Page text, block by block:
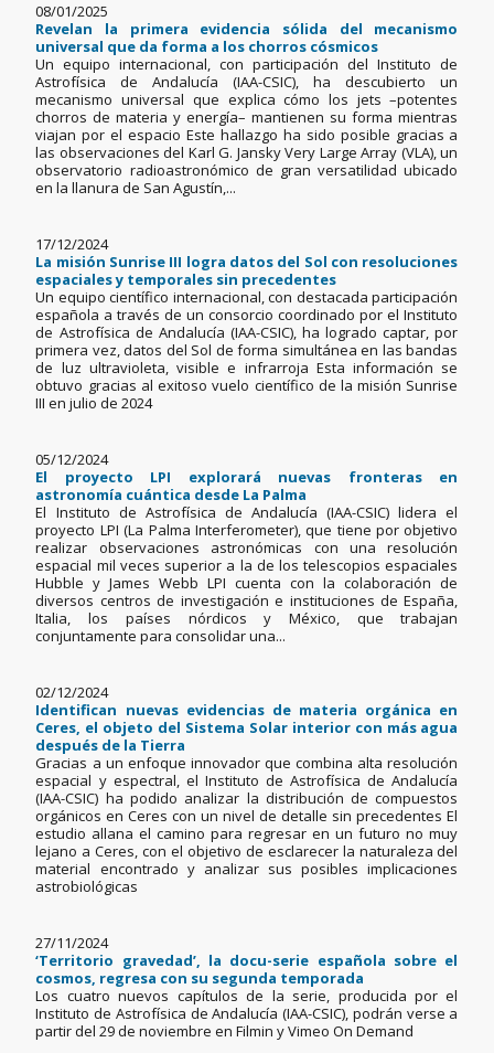
08/01/2025
Revelan la primera evidencia sólida del mecanismo
universal que da forma a los chorros cósmicos
Un equipo internacional, con participación del Instituto de
Astrofísica de Andalucía (IAA-CSIC), ha descubierto un
mecanismo universal que explica cómo los jets –potentes
chorros de materia y energía– mantienen su forma mientras
viajan por el espacio Este hallazgo ha sido posible gracias a
las observaciones del Karl G. Jansky Very Large Array (VLA), un
observatorio radioastronómico de gran versatilidad ubicado
en la llanura de San Agustín,...
17/12/2024
La misión Sunrise III logra datos del Sol con resoluciones
espaciales y temporales sin precedentes
Un equipo científico internacional, con destacada participación
española a través de un consorcio coordinado por el Instituto
de Astrofísica de Andalucía (IAA-CSIC), ha logrado captar, por
primera vez, datos del Sol de forma simultánea en las bandas
de luz ultravioleta, visible e infrarroja Esta información se
obtuvo gracias al exitoso vuelo científico de la misión Sunrise
III en julio de 2024
05/12/2024
El proyecto LPI explorará nuevas fronteras en
astronomía cuántica desde La Palma
El Instituto de Astrofísica de Andalucía (IAA-CSIC) lidera el
proyecto LPI (La Palma Interferometer), que tiene por objetivo
realizar observaciones astronómicas con una resolución
espacial mil veces superior a la de los telescopios espaciales
Hubble y James Webb LPI cuenta con la colaboración de
diversos centros de investigación e instituciones de España,
Italia, los países nórdicos y México, que trabajan
conjuntamente para consolidar una...
02/12/2024
Identifican nuevas evidencias de materia orgánica en
Ceres, el objeto del Sistema Solar interior con más agua
después de la Tierra
Gracias a un enfoque innovador que combina alta resolución
espacial y espectral, el Instituto de Astrofísica de Andalucía
(IAA-CSIC) ha podido analizar la distribución de compuestos
orgánicos en Ceres con un nivel de detalle sin precedentes El
estudio allana el camino para regresar en un futuro no muy
lejano a Ceres, con el objetivo de esclarecer la naturaleza del
material encontrado y analizar sus posibles implicaciones
astrobiológicas
27/11/2024
‘Territorio gravedad’, la docu-serie española sobre el
cosmos, regresa con su segunda temporada
Los cuatro nuevos capítulos de la serie, producida por el
Instituto de Astrofísica de Andalucía (IAA-CSIC), podrán verse a
partir del 29 de noviembre en Filmin y Vimeo On Demand